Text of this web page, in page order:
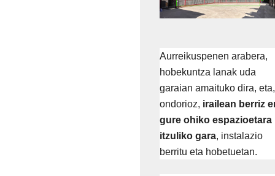
Aurreikuspenen arabera,
hobekuntza lanak uda
garaian amaituko dira, eta,
ondorioz, irailean berriz
gure ohiko espazioetara
itzuliko gara, instalazio
berritu eta hobetuetan.